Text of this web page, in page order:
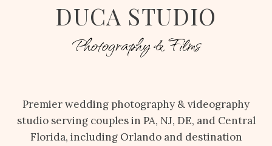
DUCA STUDIO
Photography & Films
Premier wedding photography & videography
studio serving couples in PA, NJ, DE, and Central
Florida, including Orlando and destination